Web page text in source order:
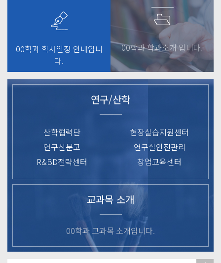
00학과 학사일정 안내입니
다.
00학과 학과소개 입니다.
연구/산학
산학협력단
현장실습지원센터
연구신문고
연구실안전관리
R&BD전략센터
창업교육센터
교과목 소개
00학과 교과목 소개입니다.